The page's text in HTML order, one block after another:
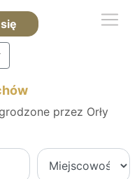
przez Orły